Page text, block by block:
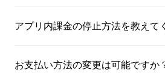
アプリ内課金の停止方法を教えて
お支払い方法の変更は可能ですか